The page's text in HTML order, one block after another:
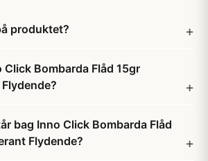
produktet?
Bombarda Flåd 15gr
bag Inno Click Bombarda Flåd
Flydende?